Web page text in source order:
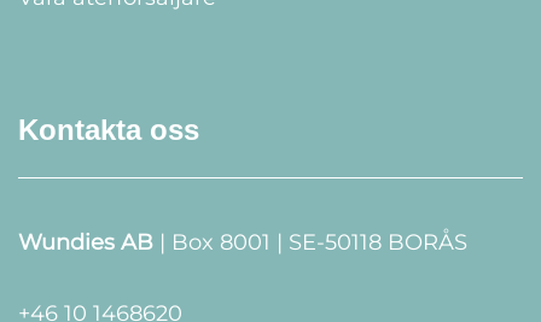
Kontakta oss
Wundies AB | Box 8001 | SE-50118 BORÅS
+46 10 1468620